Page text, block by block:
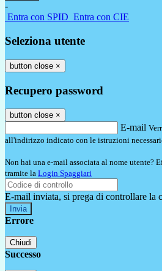
-
Entra con SPID Entra con CIE
Seleziona utente
button close ×
Recupero password
button close ×
E-mail
all'indirizzo indicato con le istruzioni
Non hai una e-mail associata al nome utente?
tramite la Login Spaggiari
E-mail inviata, si prega di controllare la
Errore
Chiudi
Successo